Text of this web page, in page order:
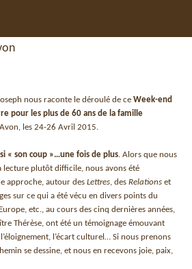
nous raconte le déroulé de ceWeek-end
pour les plus de 60 ans de la famille
Avon, les 24-26 Avril 2015.
« son coup »…une fois de plus . Alors que nous
lecture plutôt difficile, nous avons été
approche, autour desLettres , desRelationset
sur ce qui a été vécu en divers points du
etc., au cours des cinq dernières années,
Thérèse, ont été un témoignage émouvant
l’écart culturel… Si nous prenons
se dessine, et nous en recevons joie, paix,